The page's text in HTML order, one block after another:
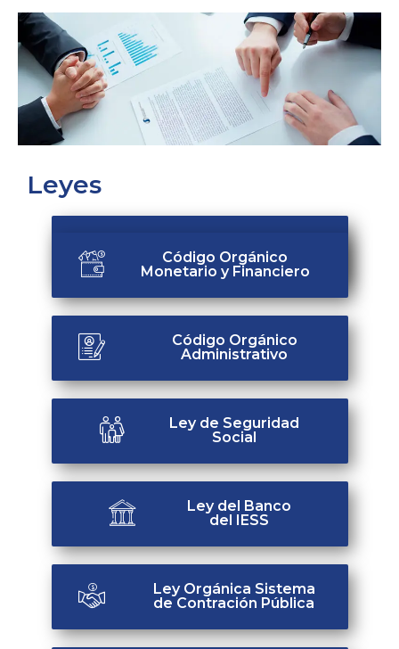
Leyes
República del Ecuador
Código Orgánico
Monetario y Financiero
Código Orgánico
Administrativo
Ley de Seguridad
Social
Ley del Banco
del IESS
Ley Orgánica Sistema
de Contración Pública